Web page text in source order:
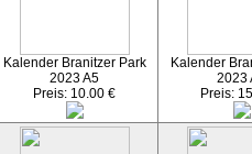
Kalender Branitzer Park
2023 A5
Preis: 10.00 €
Kalender
2023
Preis: